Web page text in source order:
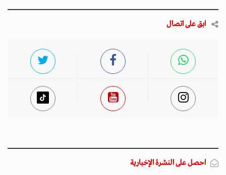
ابق على اتصال
احصل على النشرة الإخبارية